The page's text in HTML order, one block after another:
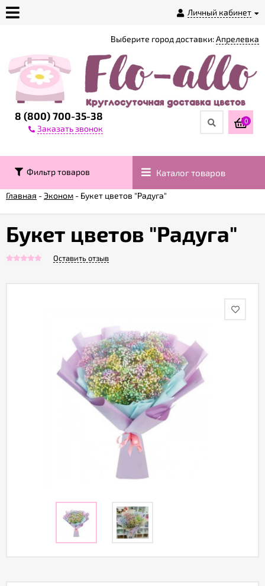
Личный кабинет
магазине
Доставка
Контакты
Гарантии
конфиденциальности
8 (800) 700-35-38
Заказать звонок
Выберите город доставки:Апрелевка
0
Фильтр товаров Каталог товаров
Главная -Эконом - Букет цветов "Радуга"
Букет цветов "Радуга"
Оставить отзыв